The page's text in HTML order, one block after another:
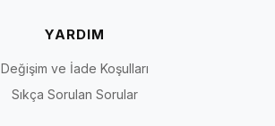
YARDIM
Değişim ve İade Koşulları
Sıkça Sorulan Sorular